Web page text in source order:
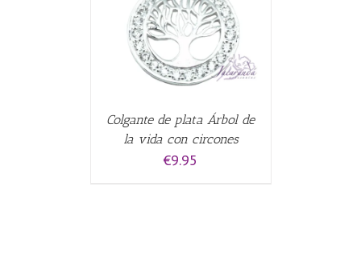
Colgante de plata Árbol de
la vida con circones
€9.95